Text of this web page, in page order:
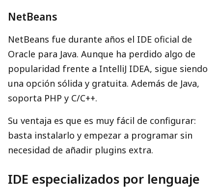
NetBeans
NetBeans fue durante años el IDE oficial de
Oracle para Java. Aunque ha perdido algo de
popularidad frente a IntelliJ IDEA, sigue siendo
una opción sólida y gratuita. Además de Java,
soporta PHP y C/C++.
Su ventaja es que es muy fácil de configurar:
basta instalarlo y empezar a programar sin
necesidad de añadir plugins extra.
IDE especializados por lenguaje